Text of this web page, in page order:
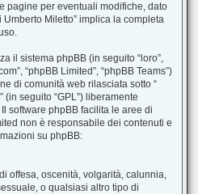
pagine per eventuali modifiche, dato
Umberto Miletto” implica la completa
il sistema phpBB (in seguito “loro”,
“phpBB Limited”, “phpBB Teams”)
di comunità web rilasciata sotto “
” (in seguito “GPL”) liberamente
Il software phpBB facilita le aree di
non è responsabile dei contenuti e
su phpBB:
offesa, oscenità, volgarità, calunnia,
o qualsiasi altro tipo di